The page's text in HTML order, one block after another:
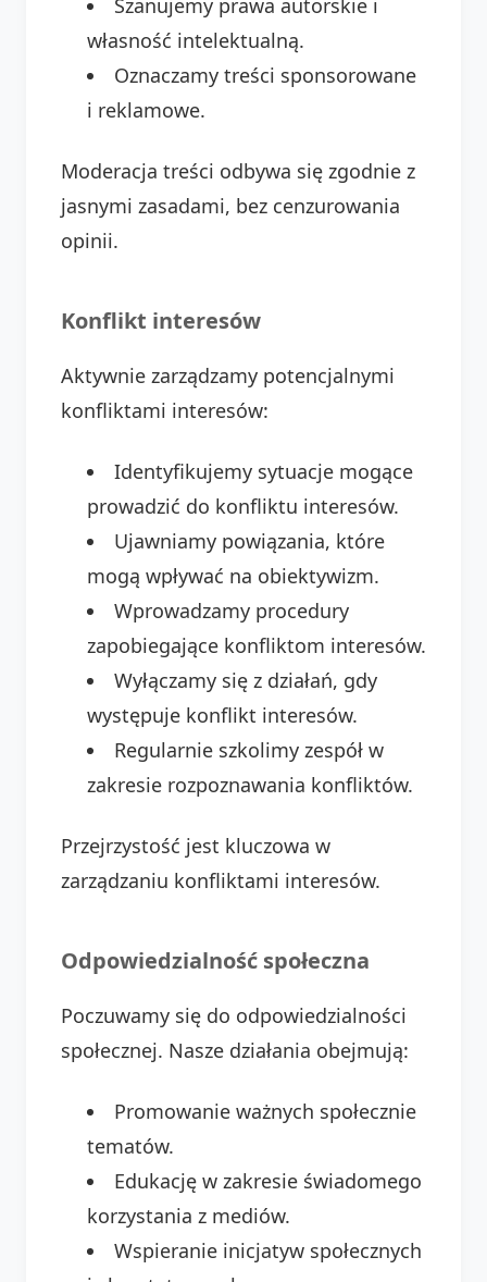
Szanujemy prawa autorskie i
własność intelektualną.
Oznaczamy treści sponsorowane
i reklamowe.
Moderacja treści odbywa się zgodnie z
jasnymi zasadami, bez cenzurowania
opinii.
Konflikt interesów
Aktywnie zarządzamy potencjalnymi
konfliktami interesów:
Identyfikujemy sytuacje mogące
prowadzić do konfliktu interesów.
Ujawniamy powiązania, które
mogą wpływać na obiektywizm.
Wprowadzamy procedury
zapobiegające konfliktom interesów.
Wyłączamy się z działań, gdy
występuje konflikt interesów.
Regularnie szkolimy zespół w
zakresie rozpoznawania konfliktów.
Przejrzystość jest kluczowa w
zarządzaniu konfliktami interesów.
Odpowiedzialność społeczna
Poczuwamy się do odpowiedzialności
społecznej. Nasze działania obejmują:
Promowanie ważnych społecznie
tematów.
Edukację w zakresie świadomego
korzystania z mediów.
Wspieranie inicjatyw społecznych